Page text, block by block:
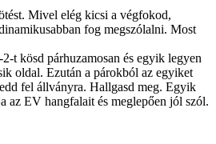
Mivel elég kicsi a végfokod,
fog megszólalni. Most
t kösd párhuzamosan és egyik legyen
oldal. Ezután a párokból az egyiket
fel állványra. Hallgasd meg. Egyik
az EV hangfalait és meglepően jól szól.